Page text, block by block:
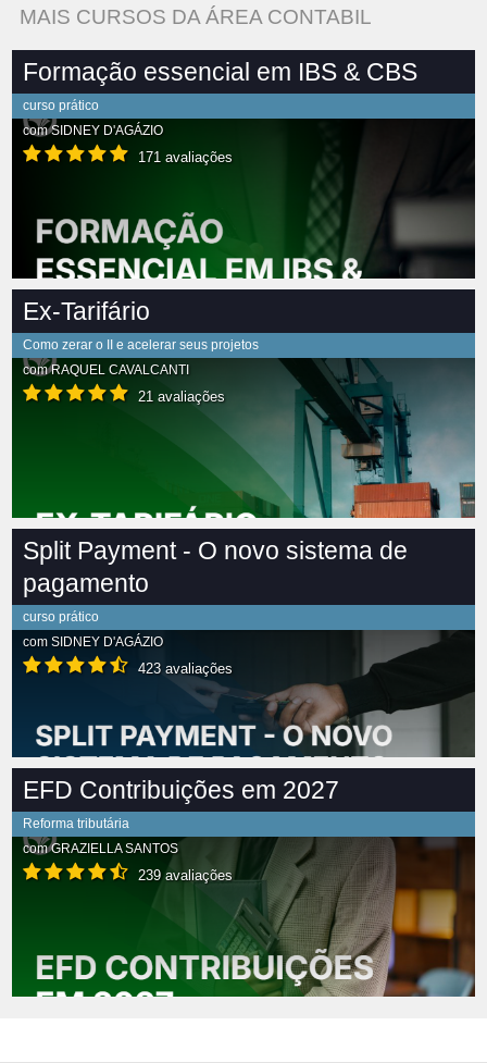
MAIS CURSOS DA ÁREA CONTABIL
Formação essencial em IBS & CBS
curso prático
comSIDNEY D'AGÁZIO
171 avaliações
Ex-Tarifário
Como zerar o II e acelerar seus projetos
comRAQUEL CAVALCANTI
21 avaliações
Split Payment - O novo sistema de
pagamento
curso prático
com SIDNEY D'AGÁZIO
423 avaliações
EFD Contribuições em 2027
Reforma tributária
comGRAZIELLA SANTOS
239 avaliações